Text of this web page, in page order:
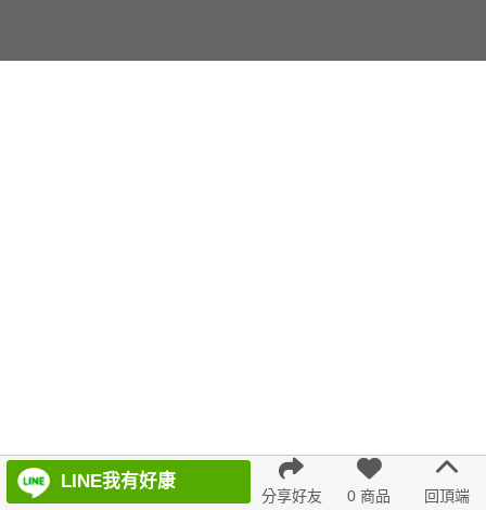
LINE我有好康
回頂端
0 商品
分享好友